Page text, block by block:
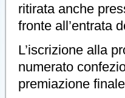
ritirata anche
fronte all’entrata
L’iscrizione alla
numerato
premiazione